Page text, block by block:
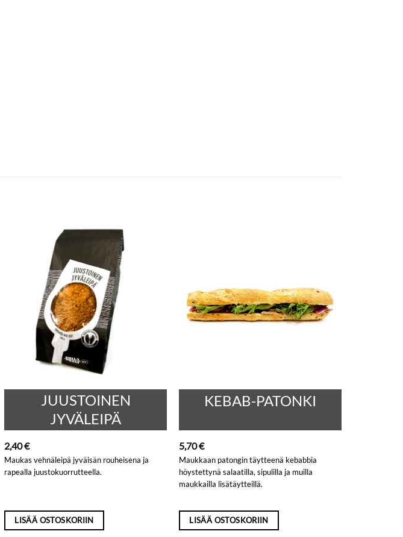
JUUSTOINEN
JYVÄLEIPÄ
2,40€
Maukas vehnäleipä jyväisän rouheisena ja
rapealla juustokuorrutteella.
LISÄÄ OSTOSKORIIN
KEBAB-PATONKI
5,70€
Maukkaan patongin täytteenä kebabbia
höystettynä salaatilla, sipulilla ja muilla
maukkailla lisätäytteillä.
LISÄÄ OSTOSKORIIN